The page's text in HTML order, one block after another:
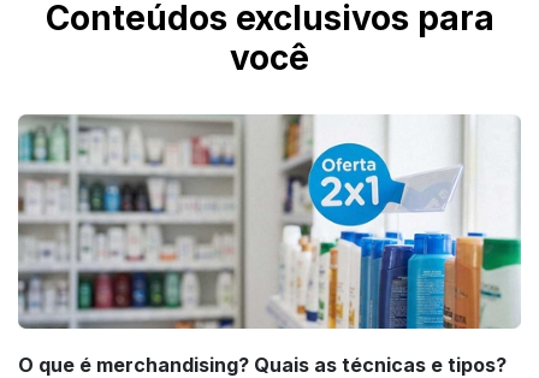
Conteúdos exclusivos para
você
O que é merchandising? Quais as técnicas e tipos?